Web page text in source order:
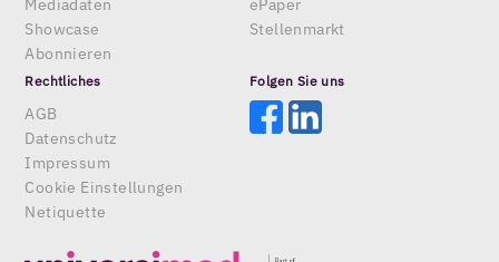
Mediadaten
Showcase
Abonnieren
ePaper
Stellenmarkt
Rechtliches
AGB
Datenschutz
Impressum
Cookie Einstellungen
Netiquette
Folgen Sie uns